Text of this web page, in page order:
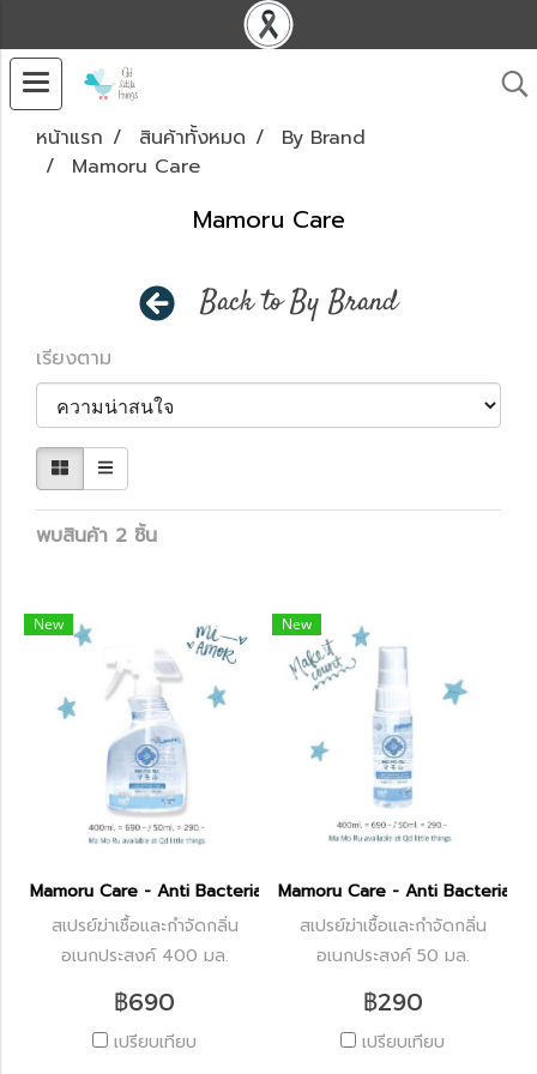
หน้าแรก สินค้าทั้งหมด
By Brand
Mamoru Care
Mamoru Care
Back to By Brand
เรียงตาม
พบสินค้า 2 ชิ้น
New
Mamoru Care - Anti Bacterial Spray ( 400 ml.)
สเปรย์ฆ่าเชื้อและกำจัดกลิ่น
อเนกประสงค์ 400 มล.
฿690
เปรียบเทียบ
New
Mamoru Care - Anti Bacterial
สเปรย์ฆ่าเชื้อและกำจัดกลิ่น
อเนกประสงค์ 50 มล.
฿290
เปรียบเทียบ